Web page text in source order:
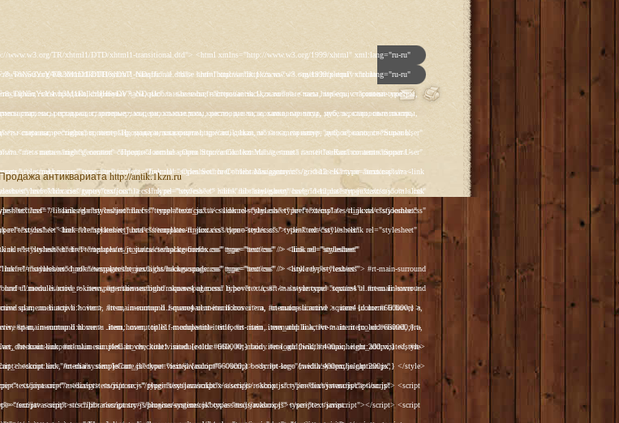
</style> <script src="/media/system/js/mootools-core.js" type="text/javascript"></script> <script src="/media/system/js/core.js" type="text/javascript"></script> <script src="/media/system/js/caption.js" type="text/javascript"></script> <script src="/media/system/js/mootools-more.js" type="text/javascript"></script> <script src="/plugins/system/rokbox/assets/js/rokbox.js" type="text/javascript"></script> <script src="/libraries/gantry/js/gantry-inputs.js" type="text/javascript"></script> <script src="/libraries/gantry/js/browser-engines.js" type="text/javascript"></script> <script src="/modules/mod_roknavmenu/themes/fusion/js/fusion.js" type="text/javascript"></script> <script src="/modules/mod_roknewspager/tmpl/js/roknewspager.js" type="text/javascript"></script> <script src="http://antik.1kzn.ru/modules/mod_rizlogin/js/jquery.min.js" type="text/javascript"></script> <script src="http://antik.1kzn.ru/modules/mod_rizlogin/js/jquery-ui.min.js" type="text/javascript"></script> <script src="http://antik.1kzn.ru/modules/mod_rizlogin/js/side-bar.js" type="text/javascript"></script> <script src="/modules/mod_rokajaxsearch/js/rokajaxsearch.js" type="text/javascript"></script> <script type="text/javascript"> window.addEvent('load', function() { new JCaption('img.caption'); }); if (typeof RokBoxSettings == 'undefined') RokBoxSettings = {pc: '100'}; InputsExclusion.push('.content_vote','#rt-popup','#vmMainPage') window.addEvent('domready', function() { new Fusion('ul.menutop', { pill: 0, effect: 'slide and fade', opacity: 1, hideDelay: 500, centered: 0, tweakInitial: {'x': 9, 'y': 6}, tweakSubsequent: {'x': 0, 'y': -14}, menuFx: {duration: 300, transition: Fx.Transitions.Circ.easeOut}, pillFx: {duration: 400, transition: Fx.Transitions.Back.easeOut} }); }); function keepAlive() { var myAjax = new Request({method: "get", url: "index.php"}).send();} window.addEvent("domready", function(){ keepAlive.periodical(840000); }); window.addEvent((window.webkit) ? 'load' : 'domready', function() { window.rokajaxsearch = new RokAjaxSearch({ 'results': 'Results', 'close': '', 'websearch': 0, 'blogsearch': 0, 'imagesearch': 0, 'videosearch': 0, 'imagesize': 'SMALL', 'safesearch': 'MODERATE', 'search': 'Search...', 'readmore': 'Read more...', 'noresults': 'No results', 'advsearch': 'Advanced search', 'page': 'Page', 'page_of': 'of', 'searchlink': 'http://antik.1kzn.ru/index.php?option=com_search&amp;view=search&amp;tmpl=component', 'advsearchlink': 'http://antik.1kzn.ru/index.php?option=com_search&amp;view=search', 'uribase': 'http://antik.1kzn.ru/', 'limit': '10', 'perpage': '3', 'ordering': 'newest', 'phrase': 'any', 'hidedivs': '', 'includelink': 1, 'viewall': 'View all results', 'estimated': 'estimated', 'showestimated': 1, 'showpagination': 1, 'showcategory': 1, 'showreadmore': 1, 'showdescription': 1 }); }); </script> <meta name="google-site-verification" content="" /> <script type="text/javascript"> var _gaq = _gaq || []; _gaq.push(['_setAccount', 'UA-XXXXX-X']); _gaq.push(['_gat._anonymizeIp']); _gaq.push(['_trackPageview']); (function() { var ga = document.createElement('script'); ga.type = 'text/javascript'; ga.async = true; ga.src = ('https:' == document.location.protocol ? 'https://ssl' : 'http://www') + '.google-analytics.com/ga.js'; var s = document.getElementsByTagName('script')[0]; s.parentNode.insertBefore(ga, s); })(); </script> </head> <body class="backgroundlevel-high backgroundstyle-style1 bodylevel-high cssstyle-style1 font-family-georgia font-size-is-default menu-type-fusionmenu col12 option-com-content menu-glavnaya "> <div id="rt-mainbg-overlay"> <div class="rt-surround-wrap"><div class="rt-surround"><div class="rt-surround2"><div class="rt-surround3"> <div class="rt-container"> <div id="rt-header-wrap"><div id="rt-header-wrap2"> <div id="rt-header-graphic"> <div class="rt-header-padding"> <div id="rt-header"> <div class="rt-grid-12 rt-alpha rt-omega"> <div class="rt-block"> <a href="/" id="rt-logo"></a> </div> </div> <div class="clear"></div> </div> <div id="rt-navigation"><div id="rt-navigation2"><div id="rt-navigation3"> <div class="nopill"> <ul class="menutop level1 " > <li class="item108 active root" > <a class="orphan item bullet" href="/" > <span> Главная </span> </a> </li> <li class="item109 parent root" > <a class="daddy item bullet" href="/katalog-antikvariata" > <span> Каталог </span> </a> <div class="fusion-submenu-wrapper level2"> <div class="drop-top"></div> <ul class="level2"> <li class="item123 parent" > <a class="daddy item bullet" href="/katalog-antikvariata/chasy" > <span> Часы </span> </a> <div class="fusion-submenu-wrapper level3"> <div class="drop-top"></div> <ul class="level3"> <li class="item110" > <a class="orphan item bullet" href="/katalog-antikvariata/chasy/napolnye-chasy" > <span> Напольные </span> </a> </li> <li class="item112" > <a class="orphan item bulle
</style> <script src="/media/system/js/mootools-core.js" type="text/javascript"></script> <script src="/media/system/js/core.js" type="text/javascript"></script> <script src="/media/system/js/caption.js" type="text/javascript"></script> <script src="/media/system/js/mootools-more.js" type="text/javascript"></script> <script src="/plugins/system/rokbox/assets/js/rokbox.js" type="text/javascript"></script> <script src="/libraries/gantry/js/gantry-inputs.js" type="text/javascript"></script> <script src="/libraries/gantry/js/browser-engines.js" type="text/javascript"></script> <script src="/modules/mod_roknavmenu/themes/fusion/js/fusion.js" type="text/javascript"></script> <script src="/modules/mod_roknewspager/tmpl/js/roknewspager.js" type="text/javascript"></script> <script src="http://antik.1kzn.ru/modules/mod_rizlogin/js/jquery.min.js" type="text/javascript"></script> <script src="http://antik.1kzn.ru/modules/mod_rizlogin/js/jquery-ui.min.js" type="text/javascript"></script> <script src="http://antik.1kzn.ru/modules/mod_rizlogin/js/side-bar.js" type="text/javascript"></script> <script src="/modules/mod_rokajaxsearch/js/rokajaxsearch.js" type="text/javascript"></script> <script type="text/javascript"> window.addEvent('load', function() { new JCaption('img.caption'); }); if (typeof RokBoxSettings == 'undefined') RokBoxSettings = {pc: '100'}; InputsExclusion.push('.content_vote','#rt-popup','#vmMainPage') window.addEvent('domready', function() { new Fusion('ul.menutop', { pill: 0, effect: 'slide and fade', opacity: 1, hideDelay: 500, centered: 0, tweakInitial: {'x': 9, 'y': 6}, tweakSubsequent: {'x': 0, 'y': -14}, menuFx: {duration: 300, transition: Fx.Transitions.Circ.easeOut}, pillFx: {duration: 400, transition: Fx.Transitions.Back.easeOut} }); }); function keepAlive() { var myAjax = new Request({method: "get", url: "index.php"}).send();} window.addEvent("domready", function(){ keepAlive.periodical(840000); }); window.addEvent((window.webkit) ? 'load' : 'domready', function() { window.rokajaxsearch = new RokAjaxSearch({ 'results': 'Results', 'close': '', 'websearch': 0, 'blogsearch': 0, 'imagesearch': 0, 'videosearch': 0, 'imagesize': 'SMALL', 'safesearch': 'MODERATE', 'search': 'Search...', 'readmore': 'Read more...', 'noresults': 'No results', 'advsearch': 'Advanced search', 'page': 'Page', 'page_of': 'of', 'searchlink': 'http://antik.1kzn.ru/index.php?option=com_search&amp;view=search&amp;tmpl=component', 'advsearchlink': 'http://antik.1kzn.ru/index.php?option=com_search&amp;view=search', 'uribase': 'http://antik.1kzn.ru/', 'limit': '10', 'perpage': '3', 'ordering': 'newest', 'phrase': 'any', 'hidedivs': '', 'includelink': 1, 'viewall': 'View all results', 'estimated': 'estimated', 'showestimated': 1, 'showpagination': 1, 'showcategory': 1, 'showreadmore': 1, 'showdescription': 1 }); }); </script> <meta name="google-site-verification" content="" /> <script type="text/javascript"> var _gaq = _gaq || []; _gaq.push(['_setAccount', 'UA-XXXXX-X']); _gaq.push(['_gat._anonymizeIp']); _gaq.push(['_trackPageview']); (function() { var ga = document.createElement('script'); ga.type = 'text/javascript'; ga.async = true; ga.src = ('https:' == document.location.protocol ? 'https://ssl' : 'http://www') + '.google-analytics.com/ga.js'; var s = document.getElementsByTagName('script')[0]; s.parentNode.insertBefore(ga, s); })(); </script> </head> <body class="backgroundlevel-high backgroundstyle-style1 bodylevel-high cssstyle-style1 font-family-georgia font-size-is-default menu-type-fusionmenu col12 option-com-content menu-glavnaya "> <div id="rt-mainbg-overlay"> <div class="rt-surround-wrap"><div class="rt-surround"><div class="rt-surround2"><div class="rt-surround3"> <div class="rt-container"> <div id="rt-header-wrap"><div id="rt-header-wrap2"> <div id="rt-header-graphic"> <div class="rt-header-padding"> <div id="rt-header"> <div class="rt-grid-12 rt-alpha rt-omega"> <div class="rt-block"> <a href="/" id="rt-logo"></a> </div> </div> <div class="clear"></div> </div> <div id="rt-navigation"><div id="rt-navigation2"><div id="rt-navigation3"> <div class="nopill"> <ul class="menutop level1 " > <li class="item108 active root" > <a class="orphan item bullet" href="/" > <span> Главная </span> </a> </li> <li class="item109 parent root" > <a class="daddy item bullet" href="/katalog-antikvariata" > <span> Каталог </span> </a> <div class="fusion-submenu-wrapper level2"> <div class="drop-top"></div> <ul class="level2"> <li class="item123 parent" > <a class="daddy item bullet" href="/katalog-antikvariata/chasy" > <span> Часы </span> </a> <div class="fusion-submenu-wrapper level3"> <div class="drop-top"></div> <ul class="level3"> <li class="item110" > <a class="orphan item bullet" href="/katalog-antikvariata/chasy/napolnye-chasy" > <span> Напольные </span> </a> </li> <li class="item112" > <a class="orphan item bulle
антиквариата http://antik.1kzn.ru